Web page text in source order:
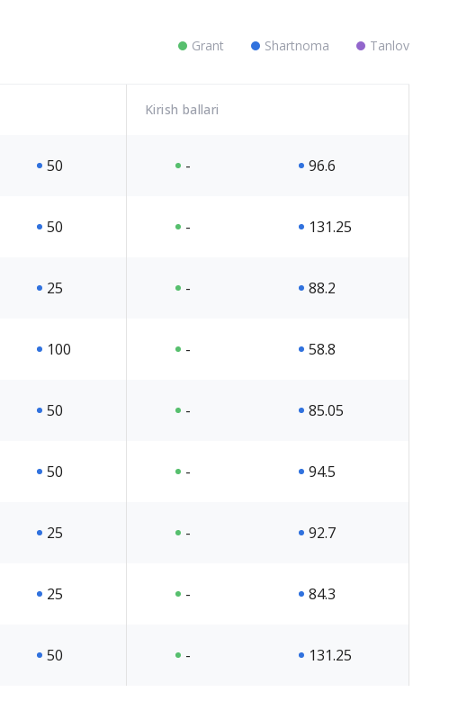
Grant Shartnoma Tanlov
Kirish ballari
50 - 96.6
50 - 131.25
25 - 88.2
100 - 58.8
50 - 85.05
50 - 94.5
25 - 92.7
25 - 84.3
50 - 131.25